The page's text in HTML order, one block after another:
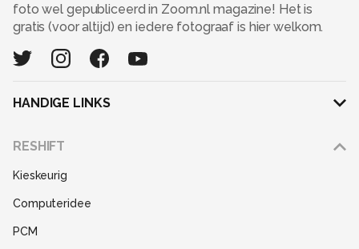
foto wel gepubliceerd in Zoom.nl magazine! Het is
gratis (voor altijd) en iedere fotograaf is hier welkom.
HANDIGE LINKS
RESHIFT
Kieskeurig
Computeridee
PCM